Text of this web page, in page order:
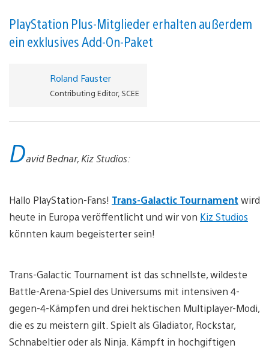
auf
PS4
Video
PlayStation Plus-Mitglieder erhalten außerdem
ein exklusives Add-On-Paket
Roland Fauster
Contributing Editor, SCEE
David Bednar, Kiz Studios:
Hallo PlayStation-Fans! Trans-Galactic Tournament wird
heute in Europa veröffentlicht und wir von Kiz Studios
könnten kaum begeisterter sein!
Trans-Galactic Tournament ist das schnellste, wildeste
Battle-Arena-Spiel des Universums mit intensiven 4-
gegen-4-Kämpfen und drei hektischen Multiplayer-Modi,
die es zu meistern gilt. Spielt als Gladiator, Rockstar,
Schnabeltier oder als Ninja. Kämpft in hochgiftigen